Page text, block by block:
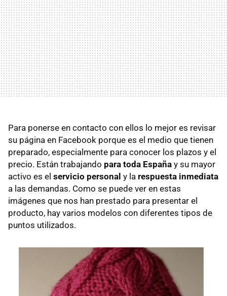
Para ponerse en contacto con ellos lo mejor es revisar
su página en Facebook porque es el medio que tienen
preparado, especialmente para conocer los plazos y el
precio. Están trabajando para toda España y su mayor
activo es el servicio personal y la respuesta inmediata
a las demandas. Como se puede ver en estas
imágenes que nos han prestado para presentar el
producto, hay varios modelos con diferentes tipos de
puntos utilizados.